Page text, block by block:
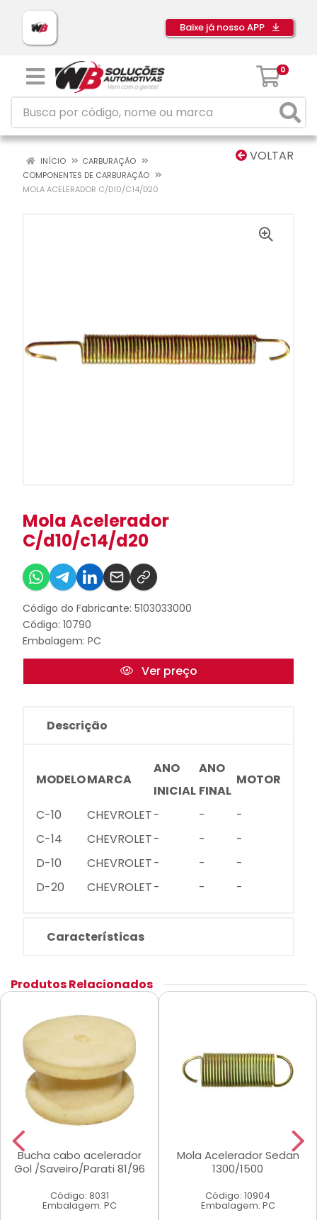
Baixe já nosso APP
0
VOLTAR
INÍCIO
CARBURAÇÃO
COMPONENTES DE CARBURAÇÃO
MOLA ACELERADOR C/D10/C14/D20
Mola Acelerador
C/d10/c14/d20
Código do Fabricante: 5103033000
Código: 10790
Embalagem: PC
Ver preço
Descrição
MODELOMARCA
ANO
INICIAL
ANO
FINAL
MOTOR
C-10 CHEVROLET- -
-
C-14
CHEVROLET- -
-
D-10
CHEVROLET- -
-
D-20
CHEVROLET- - -
Características
Produtos Relacionados
Bucha cabo acelerador
Gol /Saveiro/Parati 81/96
Código: 8031
Embalagem: PC
Mola Acelerador Sedan
1300/1500
Código: 10904
Embalagem: PC